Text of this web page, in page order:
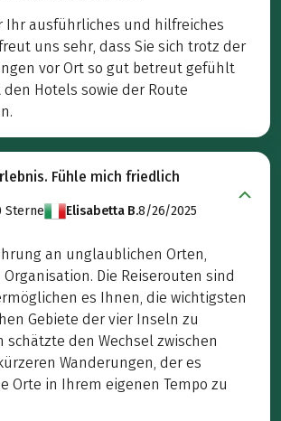
Ihr ausführliches und hilfreiches
uns sehr, dass Sie sich trotz der
vor Ort so gut betreut gefühlt
Hotels sowie der Route
Fühle mich friedlich
Sterne Elisabetta B.8/26/2025
an unglaublichen Orten,
Die Reiserouten sind
es Ihnen, die wichtigsten
Gebiete der vier Inseln zu
schätzte den Wechsel zwischen
Wanderungen, der es
Orte in Ihrem eigenen Tempo zu